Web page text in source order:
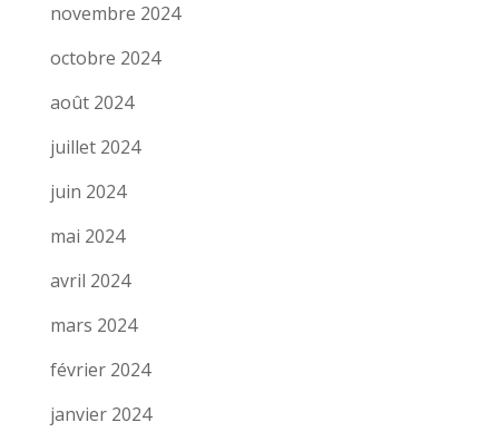
novembre 2024
octobre 2024
août 2024
juillet 2024
juin 2024
mai 2024
avril 2024
mars 2024
février 2024
janvier 2024